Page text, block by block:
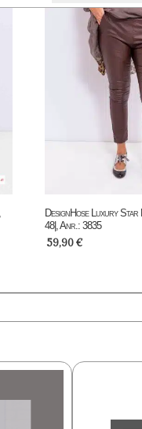
DesignHose Luxury
48|, Anr.: 3835
59,90€